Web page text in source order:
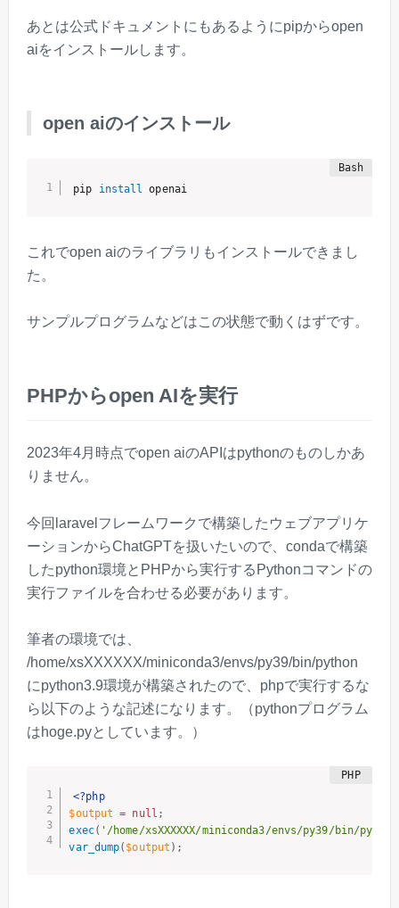
あとは公式ドキュメントにもあるようにpipからopen
aiをインストールします。
open aiのインストール
pip install openai
これでopen aiのライブラリもインストールできまし
た。
サンプルプログラムなどはこの状態で動くはずです。
PHPからopen AIを実行
2023年4月時点でopen aiのAPIはpythonのものしかあ
りません。
今回laravelフレームワークで構築したウェブアプリケ
ーションからChatGPTを扱いたいので、condaで構築
したpython環境とPHPから実行するPythonコマンドの
実行ファイルを合わせる必要があります。
筆者の環境では、
/home/xsXXXXXX/miniconda3/envs/py39/bin/python
にpython3.9環境が構築されたので、phpで実行するな
ら以下のような記述になります。（pythonプログラム
はhoge.pyとしています。）
<?php
$output = null ;
exec( '/home/xsXXXXXX/miniconda3/envs/py39/bin/
var_dump( $output ) ;